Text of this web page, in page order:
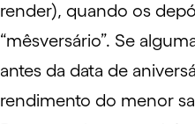
render), quando os
“mêsversário”. Se
antes da data de
rendimento do menor